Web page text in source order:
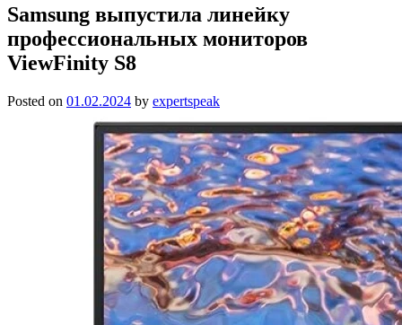
Samsung выпустила линейку
профессиональных мониторов
ViewFinity S8
Posted on 01.02.2024 by expertspeak